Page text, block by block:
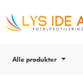
Alle produkter